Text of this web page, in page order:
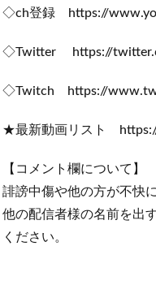
◇ch登録 https://
◇Twitter https://
◇Twitch https://
★最新動画リスト https://
【コメント欄について】
誹謗中傷や他の方が不快
他の配信者様の名前を出
ください。